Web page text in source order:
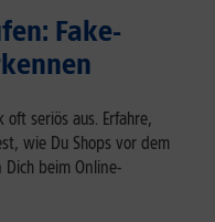
Fake-
oft seriös aus. Erfahre,
wie Du Shops vor dem
beim Online-